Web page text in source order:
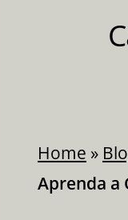
Home »
Aprenda a